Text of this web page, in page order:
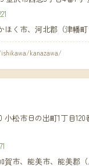
ほく市、河北郡（津幡町
ishikawa/kanazawa/
小松市日の出町1丁目
賀市、能美市、能美郡（